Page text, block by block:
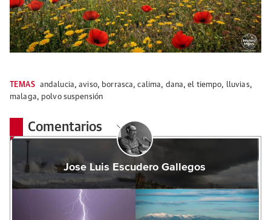
TEMAS andalucia,aviso, borrasca,calima, dana,el tiempo, lluvias,
malaga, polvo suspensión
Comentarios
Jose Luis Escudero Gallegos